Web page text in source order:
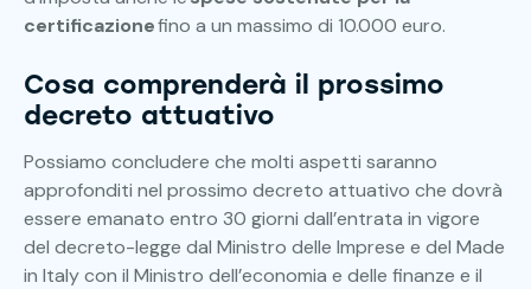
certificazionefino a un massimo di 10.000 euro.
Cosa comprenderà il prossimo
decreto attuativo
Possiamo concludere che molti aspetti saranno
approfonditi nel prossimo decreto attuativo che dovrà
essere emanato entro 30 giorni dall’entrata in vigore
del decreto-legge dal Ministro delle Imprese e del Made
in Italy con il Ministro dell’economia e delle finanze e il